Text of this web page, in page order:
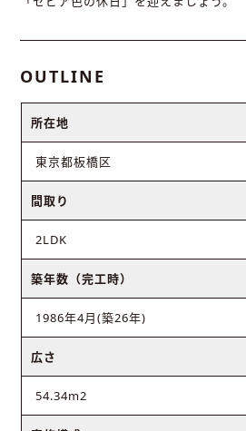
OUTLINE
所在地
東京都板橋区
間取り
2LDK
築年数（完工時）
1986年4月(築26年)
広さ
54.34m2